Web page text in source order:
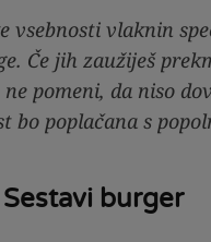
vsebnosti vlaknin
Če jih zaužiješ
pomeni, da niso
bo poplačana s
burger